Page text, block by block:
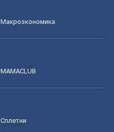
Mакроэкономика
MAMACLUB
Сплетни